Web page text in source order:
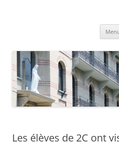
Les élèves de 2C ont